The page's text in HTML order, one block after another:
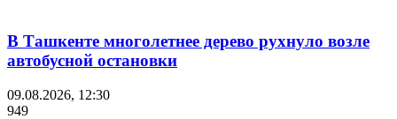
В Ташкенте многолетнее дерево рухнуло возле
автобусной остановки
09.08.2026, 12:30
949